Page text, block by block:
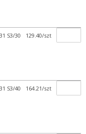
31 S3/30 129.40/szt
31 S3/40 164.21/szt